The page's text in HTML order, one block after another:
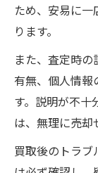
ため、安易に
ります。
また、査定時
有無、個人情
す。説明が不十
は、無理に売却
買取後のトラ